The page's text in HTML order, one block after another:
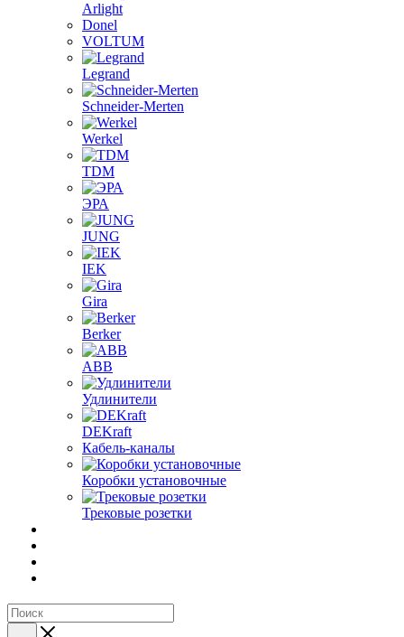
Arlight
Donel
VOLTUM
Legrand
Schneider-Merten
Werkel
TDM
ЭРА
JUNG
IEK
Gira
Berker
ABB
Удлинители
DEKraft
Кабель-каналы
Коробки установочные
Трековые розетки